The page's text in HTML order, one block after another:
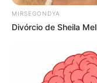
MIRSEGONDYA
Divórcio de Sheila